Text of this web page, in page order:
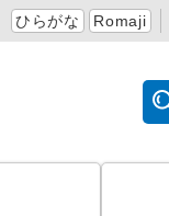
ひらがな Romaji